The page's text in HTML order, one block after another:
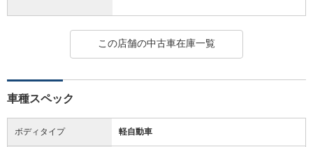
この店舗の中古車在庫一覧
車種スペック
ボディタイプ 軽自動車